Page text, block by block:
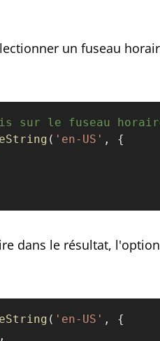
un fuseau
sur le fuseau
( 'en-US' , {
dans le résultat, l'option
( 'en-US' , {
,